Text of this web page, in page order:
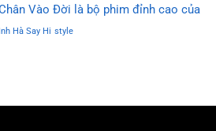
Vào Đời là bộ phim đỉnh cao của
Hà Say Hi style